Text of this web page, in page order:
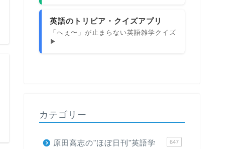
英語のトリビア・クイズアプリ
「へぇ〜」が止まらない英語雑学クイズ
▶
カテゴリー
原田高志の"ほぼ日刊"英語学
647